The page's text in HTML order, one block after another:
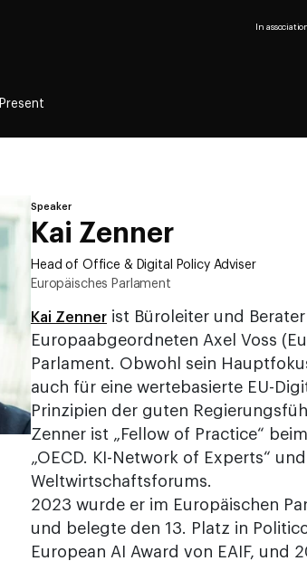
In
Present
Speaker
Kai Zenner
Head of Office & Digital Policy Adviser
Europäisches Parlament
Kai Zenner ist Büroleiter und
Europaabgeordneten Axel Voss
Parlament. Obwohl sein
auch für eine wertebasierte EU-
Prinzipien der guten
Zenner ist „Fellow of Practice“
„OECD. KI-Network of Experts“
Weltwirtschaftsforums.
2023 wurde er im Europäischen
und belegte den 13. Platz in
European AI Award von EAIF, und